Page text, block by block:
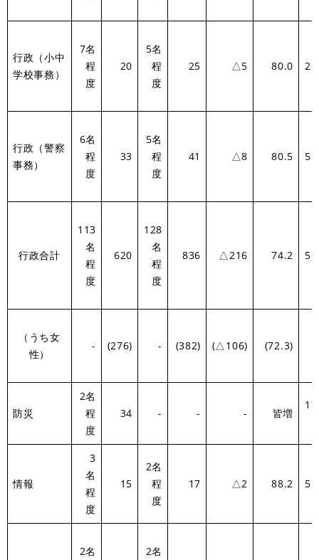
行政（小中
学校事務）
7名
程
度
20
5名
程
度
25 △5 80.0
行政（警察
事務）
6名
程
度
33
5名
程
度
41 △8 80.5
行政合計
113
名
程
度
620
128
名
程
度
836 △216 74.2
（うち女
性）
- (276) - (382) (△106) (72.3)
防災
2名
程
度
34 - - - 皆増
情報
3
名
程
度
15
2名
程
度
17 △2 88.2
2名
2名